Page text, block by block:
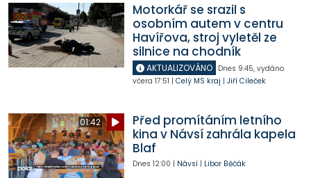
Motorkář se srazil s
osobním autem v centru
Havířova, stroj vyletěl ze
silnice na chodník
AKTUALIZOVÁNO Dnes 9:45, vydáno
včera 17:51 | Celý MS kraj | Jiří Cileček
01:42
Před promítáním letního
kina v Návsí zahrála kapela
Blaf
Dnes 12:00 | Návsí| Libor Běčák